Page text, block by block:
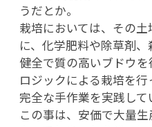
うだとか。
栽培においては、その
に、化学肥料や除草剤、
健全で質の高いブドウ
ロジックによる栽培を
完全な手作業を実践して
この事は、安価で大量